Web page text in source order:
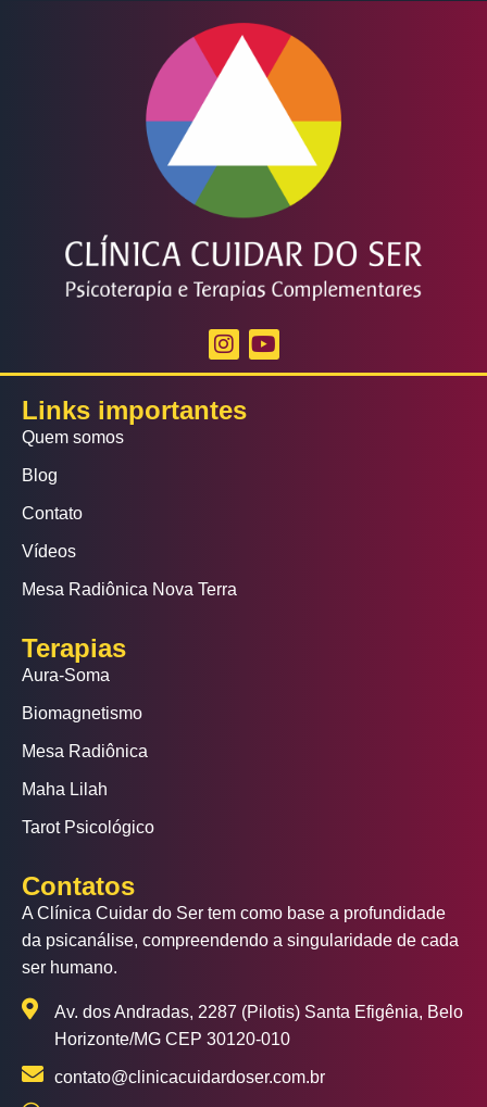
Links importantes
Quem somos
Blog
Contato
Vídeos
Mesa Radiônica Nova Terra
Terapias
Aura-Soma
Biomagnetismo
Mesa Radiônica
Maha Lilah
Tarot Psicológico
Contatos
A Clínica Cuidar do Ser tem como base a profundidade
da psicanálise, compreendendo a singularidade de cada
ser humano.
Av. dos Andradas, 2287 (Pilotis) Santa Efigênia, Belo
Horizonte/MG CEP 30120-010
contato@clinicacuidardoser.com.br